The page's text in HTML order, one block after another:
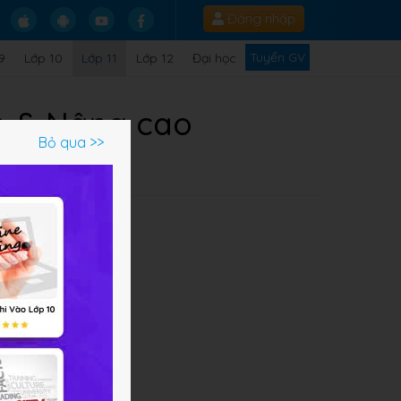
Đăng nhập
Lớp 10 Lớp 11 Lớp 12 Đại học Tuyển GV
& Nâng cao
Bỏ qua >>